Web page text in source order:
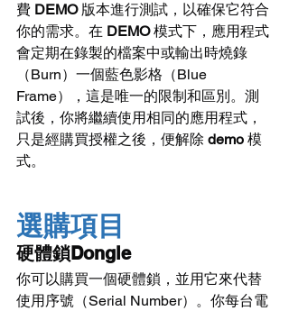
費 DEMO 版本進行測試，以確保它符合
你的需求。在 DEMO 模式下，應用程式
會定期在錄製的檔案中或輸出時燒錄
（Burn）一個藍色影格（Blue
Frame），這是唯一的限制和區別。測
試後，你將繼續使用相同的應用程式，
只是經購買授權之後，便解除 demo 模
式。
選購項目
硬體鎖Dongle
你可以購買一個硬體鎖，並用它來代替
使用序號（Serial Number）。你每台電